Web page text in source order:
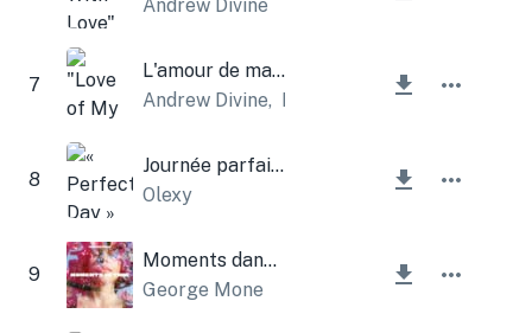
Andrew Divine
7
L'amour de ma vie
Andrew Divine, Lesfm
8
Journée parfaite
Olexy
9
Moments dans le temps
George Mone